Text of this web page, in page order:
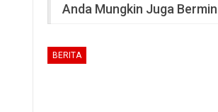
Anda Mungkin Juga
BERITA